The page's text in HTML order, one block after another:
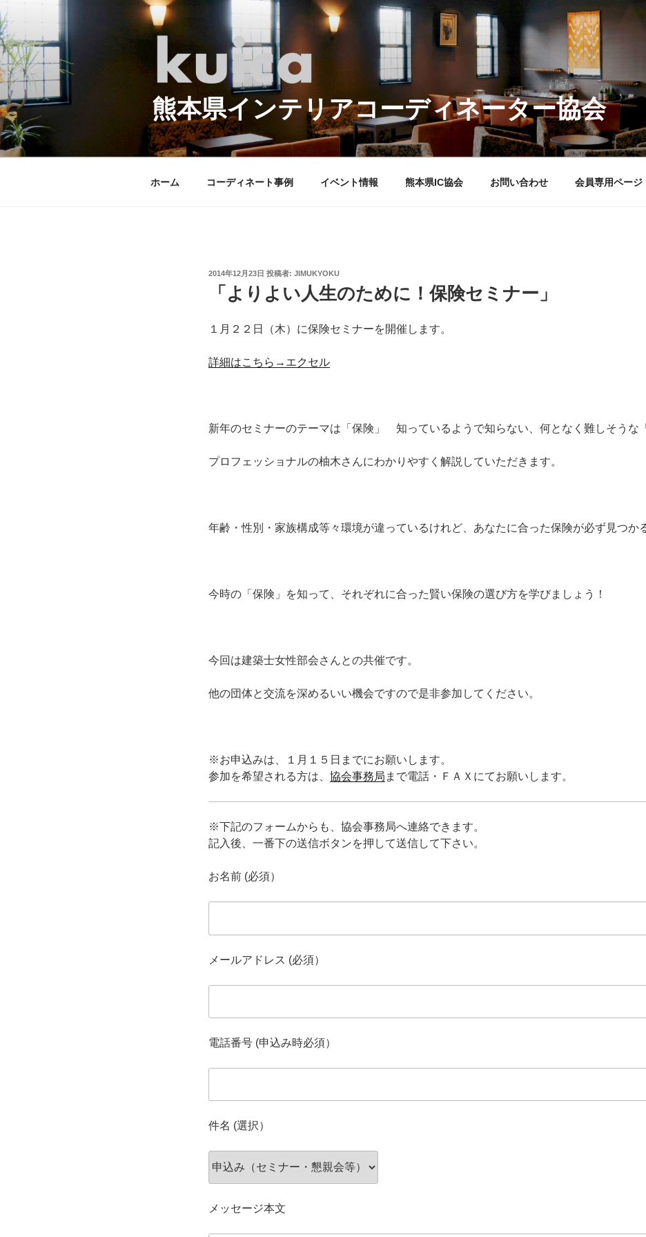
ン
テ
ン
ツ
へ
ス
キ
ッ
プ
熊本県インテリアコーディネーター協会
ホーム コーディネート事例 イベント情報 熊本県IC協会 お問い合わせ 会員専用ページ
投
2014年12月23日 投稿者: JIMUKYOKU
「よりよい人生のために！保険セミナー」
１月２２日（木）に保険セミナーを開催します。
詳細はこちら→エクセル
新年のセミナーのテーマは「保険」 知っているようで知らない、何となく難しそうな
プロフェッショナルの柚木さんにわかりやすく解説していただきます。
年齢・性別・家族構成等々環境が違っているけれど、あなたに合った保険が必ず見つか
今時の「保険」を知って、それぞれに合った賢い保険の選び方を学びましょう！
今回は建築士女性部会さんとの共催です。
他の団体と交流を深めるいい機会ですので是非参加してください。
※お申込みは、１月１５日までにお願いします。
参加を希望される方は、 協会事務局 まで電話・ＦＡＸにてお願いします。
※下記のフォームからも、協会事務局へ連絡できます。
記入後、一番下の送信ボタンを押して送信して下さい。
お名前 (必須）
メールアドレス (必須）
電話番号 (申込み時必須）
件名 (選択）
メッセージ本文